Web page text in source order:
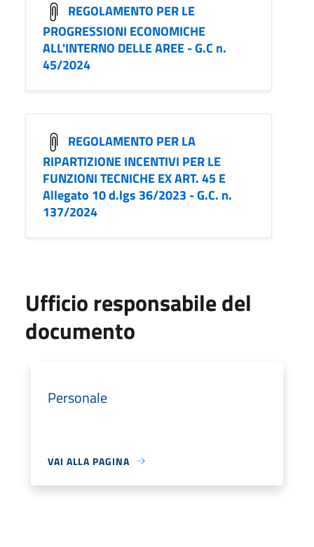
REGOLAMENTO PER LE
PROGRESSIONI ECONOMICHE
ALL'INTERNO DELLE AREE - G.C n.
45/2024
REGOLAMENTO PER LA
RIPARTIZIONE INCENTIVI PER LE
FUNZIONI TECNICHE EX ART. 45 E
Allegato 10 d.lgs 36/2023 - G.C. n.
137/2024
Ufficio responsabile del
documento
Personale
VAI ALLA PAGINA